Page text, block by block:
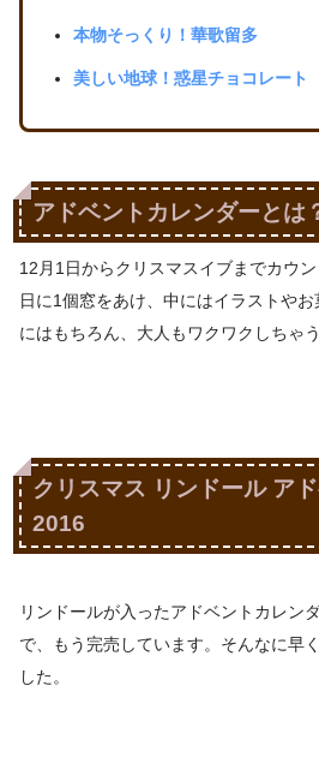
本物そっくり！華歌留多
美しい地球！惑星チョコレート
アドベントカレンダーとは
12月1日からクリスマスイブまでカウ
日に1個窓をあけ、中にはイラストや
にはもちろん、大人もワクワクしちゃう
クリスマス リンドール ア
2016
リンドールが入ったアドベントカレン
で、もう完売しています。そんなに早
した。